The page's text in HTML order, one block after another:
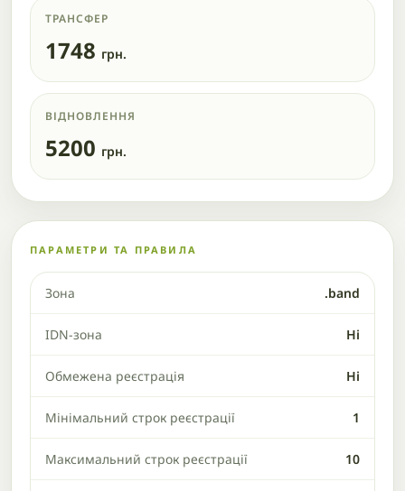
ТРАНСФЕР
1748 грн.
ВІДНОВЛЕННЯ
5200 грн.
ПАРАМЕТРИ ТА ПРАВИЛА
Зона .band
IDN-зона Ні
Обмежена реєстрація Ні
Мінімальний строк реєстрації 1
Максимальний строк реєстрації 10